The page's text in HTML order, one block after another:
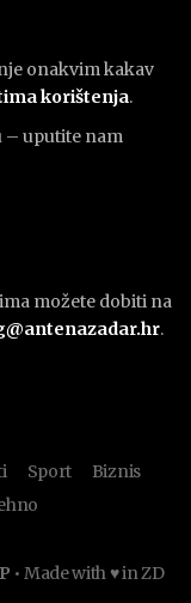
onakvim kakav
korištenja.
– uputite nam
možete dobiti na
.
Sport
Biznis
• Made with ♥ in ZD